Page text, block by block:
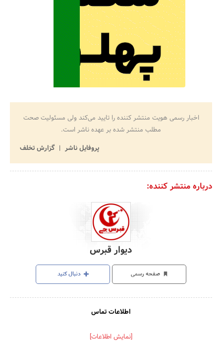
اخبار رسمی هویت منتشر کننده را تایید می‌کند ولی مسئولیت صحت
مطلب منتشر شده بر عهده ناشر است.
پروفایل ناشر
گزارش تخلف
درباره منتشر کننده:
دیوار قبرس
صفحه رسمی دنبال کنید
اطلاعات تماس
[نمایش اطلاعات]